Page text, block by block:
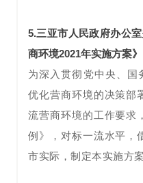
5.三亚市人民政府办公
商环境2021年实施方案
为深入贯彻党中央、国
优化营商环境的决策部
流营商环境的工作要求
例》，对标一流水平，
市实际，制定本实施方案